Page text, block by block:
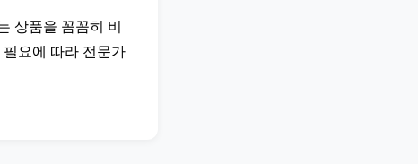
상품을 꼼꼼히 비
요에 따라 전문가